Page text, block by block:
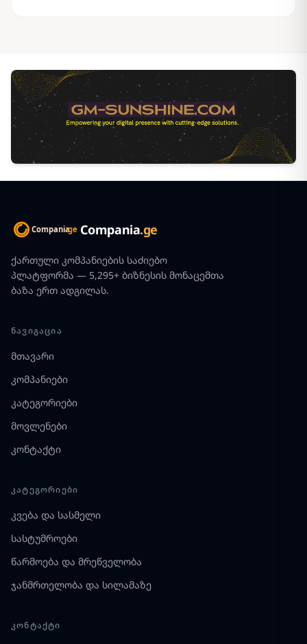
Compania.ge
ქართული კომპანიების საძიებო
პლატფორმა — 5,295+ ბიზნესის მონაცემთა
ბაზა ერთ ადგილას.
ᲜᲐᲕᲘᲒᲐᲪᲘᲐ
მთავარი
კომპანიები
კატეგორიები
მოვლენები
კონტაქტი
ᲙᲐᲢᲔᲒᲝᲠᲘᲔᲑᲘ
კვება და სასმელი
სასტუმროები
წარმოება და მრეწველობა
ჯანმრთელობა და სილამაზე
ᲙᲝᲜᲢᲐᲥᲢᲘ